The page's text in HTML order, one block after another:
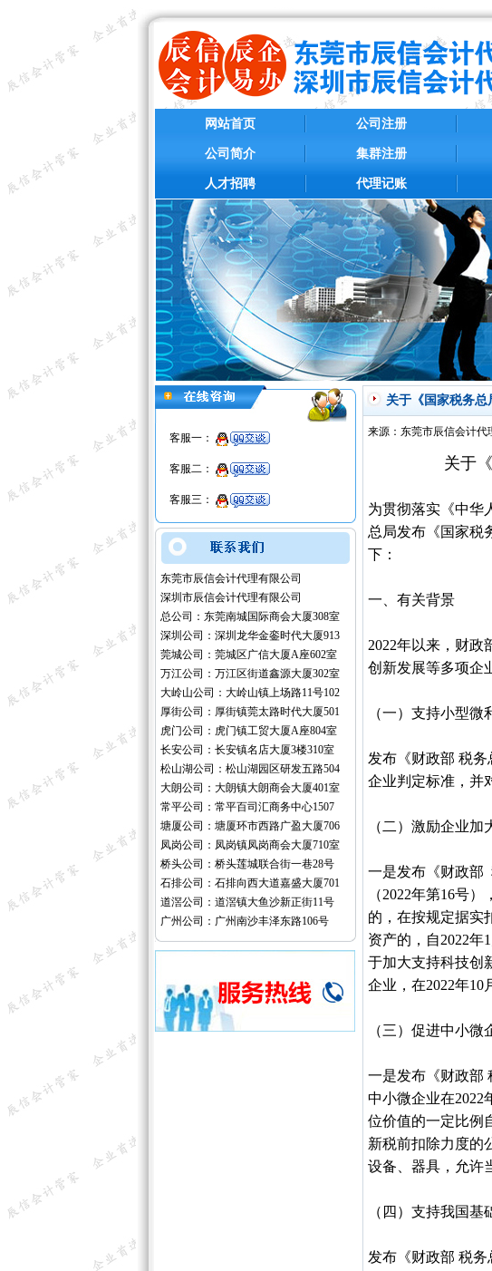
网站首页
公司简介
人才招聘
公司注册
集群注册
代理记账
客服一：
客服二：
客服三：
东莞市辰信会计代理有限公司
深圳市辰信会计代理有限公司
总公司：东莞南城国际商会大厦308室
深圳公司：深圳龙华金銮时代大厦913
莞城公司：莞城区广信大厦A座602室
万江公司：万江区街道鑫源大厦302室
大岭山公司：大岭山镇上场路11号102
厚街公司：厚街镇莞太路时代大厦501
虎门公司：虎门镇工贸大厦A座804室
长安公司：长安镇名店大厦3楼310室
松山湖公司：松山湖园区研发五路504
大朗公司：大朗镇大朗商会大厦401室
常平公司：常平百司汇商务中心1507
塘厦公司：塘厦环市西路广盈大厦706
凤岗公司：凤岗镇凤岗商会大厦710室
桥头公司：桥头莲城联合街一巷28号
石排公司：石排向西大道嘉盛大厦701
道滘公司：道滘镇大鱼沙新正街11号
广州公司：广州南沙丰泽东路106号
关于《国家税务
来源：东莞市辰信会计
关于
为贯彻落实《中华
总局发布《国家税
下：
一、有关背景
2022年以来，财
创新发展等多项企
（一）支持小型微
发布《财政部 税
企业判定标准，并
（二）激励企业加
一是发布《财政部
（2022年第16号
的，在按规定据实
资产的，自2022年
于加大支持科技创
企业，在2022年10
（三）促进中小
一是发布《财政部
中小微企业在2022
位价值的一定比例
新税前扣除力度的
设备、器具，允许
（四）支持我国基
发布《财政部 税